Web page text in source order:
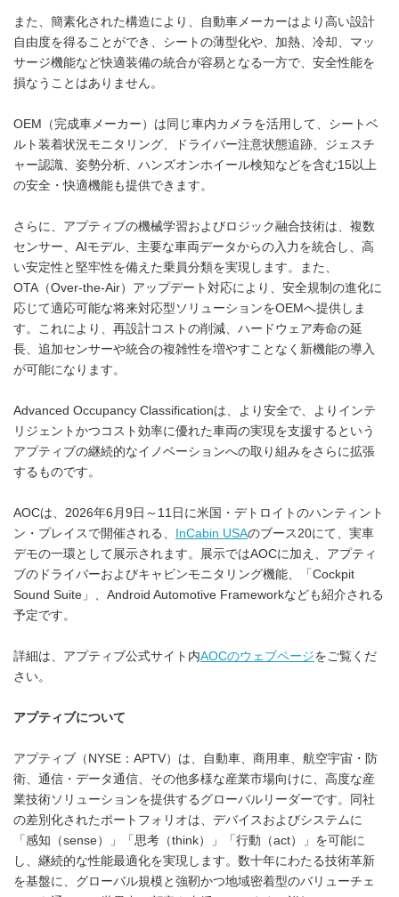
また、簡素化された構造により、自動車メーカーはより高い設計
自由度を得ることができ、シートの薄型化や、加熱、冷却、マッ
サージ機能など快適装備の統合が容易となる一方で、安全性能を
損なうことはありません。
OEM（完成車メーカー）は同じ車内カメラを活用して、シートベ
ルト装着状況モニタリング、ドライバー注意状態追跡、ジェスチ
ャー認識、姿勢分析、ハンズオンホイール検知などを含む15以上
の安全・快適機能も提供できます。
さらに、アプティブの機械学習およびロジック融合技術は、複数
センサー、AIモデル、主要な車両データからの入力を統合し、高
い安定性と堅牢性を備えた乗員分類を実現します。また、
OTA（Over-the-Air）アップデート対応により、安全規制の進化に
応じて適応可能な将来対応型ソリューションをOEMへ提供しま
す。これにより、再設計コストの削減、ハードウェア寿命の延
長、追加センサーや統合の複雑性を増やすことなく新機能の導入
が可能になります。
Advanced Occupancy Classificationは、より安全で、よりインテ
リジェントかつコスト効率に優れた車両の実現を支援するという
アプティブの継続的なイノベーションへの取り組みをさらに拡張
するものです。
AOCは、2026年6月9日～11日に米国・デトロイトのハンティント
ン・プレイスで開催される、
InCabin USAのブース20にて、実車
デモの一環として展示されます。展示ではAOCに加え、アプティ
ブのドライバーおよびキャビンモニタリング機能、「Cockpit
Sound Suite」、Android Automotive Frameworkなども紹介される
予定です。
詳細は、アプティブ公式サイト内AOCのウェブページをご覧くだ
さい。
アプティブについて
アプティブ（NYSE：APTV）は、自動車、商用車、航空宇宙・防
衛、通信・データ通信、その他多様な産業市場向けに、高度な産
業技術ソリューションを提供するグローバルリーダーです。同社
の差別化されたポートフォリオは、デバイスおよびシステムに
「感知（sense）」「思考（think）」「行動（act）」を可能に
し、継続的な性能最適化を実現します。数十年にわたる技術革新
を基盤に、グローバル規模と強靭かつ地域密着型のバリューチェ